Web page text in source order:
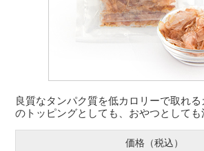
良質なタンパク質を低カロリーで取れ
のトッピングとしても、おやつとしても
価格（税込）